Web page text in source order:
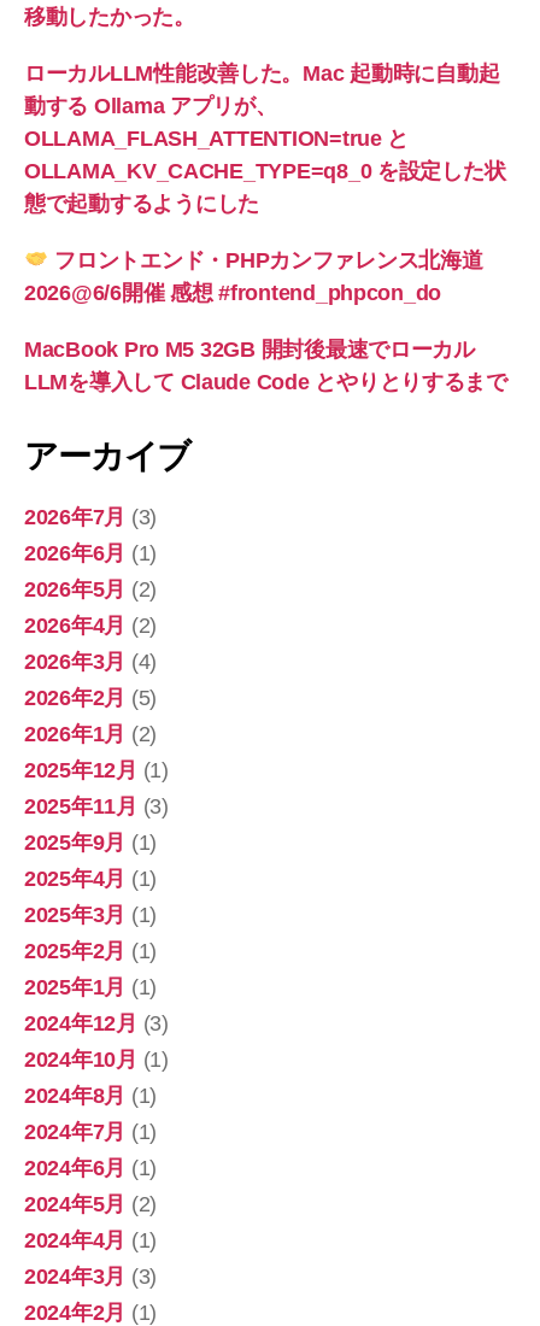
移動したかった。
ローカルLLM性能改善した。Mac 起動時に自動起
動する Ollama アプリが、
OLLAMA_FLASH_ATTENTION=true と
OLLAMA_KV_CACHE_TYPE=q8_0 を設定した状
態で起動するようにした
フロントエンド・PHPカンファレンス北海道
2026@6/6開催 感想 #frontend_phpcon_do
MacBook Pro M5 32GB 開封後最速でローカル
LLMを導入して Claude Code とやりとりするまで
アーカイブ
2026年7月 (3)
2026年6月 (1)
2026年5月 (2)
2026年4月 (2)
2026年3月 (4)
2026年2月 (5)
2026年1月 (2)
2025年12月 (1)
2025年11月 (3)
2025年9月 (1)
2025年4月 (1)
2025年3月 (1)
2025年2月 (1)
2025年1月 (1)
2024年12月 (3)
2024年10月 (1)
2024年8月 (1)
2024年7月 (1)
2024年6月 (1)
2024年5月 (2)
2024年4月 (1)
2024年3月 (3)
2024年2月 (1)